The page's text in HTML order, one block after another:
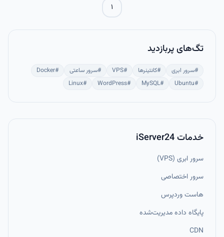
۱
تگ‌های پربازدید
#سرور ابری #کانتینرها #
VPS
#سرور ساعتی #
Docker
#
Ubuntu
#
MySQL
#
WordPress
#
Linux
خدمات iServer24
سرور ابری (VPS)
سرور اختصاصی
هاست وردپرس
پایگاه داده مدیریت‌شده
CDN